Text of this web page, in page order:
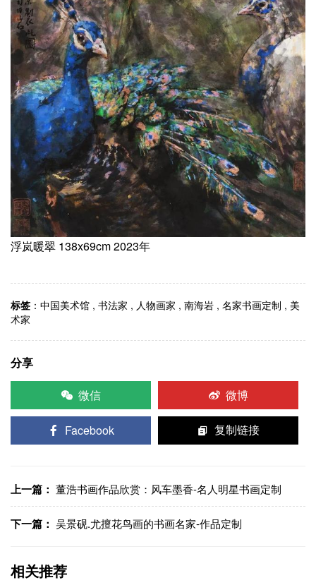
浮岚暖翠 138x69cm 2023年
标签 ： 中国美术馆 , 书法家 , 人物画家 , 南海岩 , 名家书画定制 , 美
术家
分享
微信
微博
Facebook 复制链接
上一篇： 董浩书画作品欣赏：风车墨香-名人明星书画定制
下一篇： 吴景砚.尤擅花鸟画的书画名家-作品定制
相关推荐